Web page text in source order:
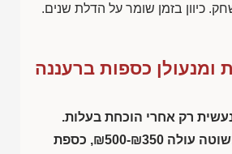
כיוון בזמן שומר על הדלת שנים.
ומנעולן כספות ברעננה
רק אחרי הוכחת בעלות.
עולה ₪500-₪350, כספת